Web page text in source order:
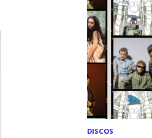
DISCOS